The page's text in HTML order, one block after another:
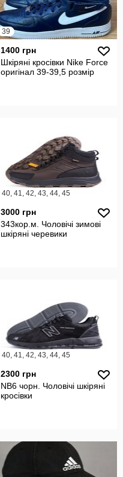
39
1400 грн
Шкіряні кросівки Nike Force
оригінал 39-39,5 розмір
40, 41, 42, 43, 44, 45
3000 грн
343кор.м. Чоловічі зимові
шкіряні черевики
40, 41, 42, 43, 44, 45
2300 грн
NB6 чорн. Чоловічі шкіряні
кросівки